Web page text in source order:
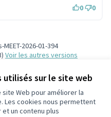
utilisés sur le site web
Web pour améliorer la
Les cookies nous permettent
un contenu plus
0 0
2026-01-394
voir les autres versions